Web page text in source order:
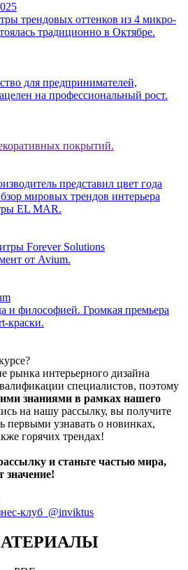
трендовых оттенков из 4 микро-
традиционно в Октябре.
для предпринимателей,
на профессиональный рост.
покрытий.
представил цвет года
мировых трендов интерьера
EL MAR.
Forever Solutions
от Avium.
и философией. Громкая премьера
краски.
рынка интерьерного дизайна
специалистов, поэтому
знаниями в рамках нашего
на нашу рассылку, вы получите
первыми узнавать о новинках,
горячих трендах!
и станьте частью мира,
значение!
клуб @inviktus